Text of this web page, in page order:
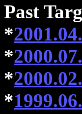
Past
*
*
*
*